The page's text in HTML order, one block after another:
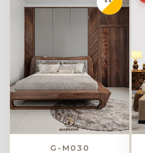
G-M030